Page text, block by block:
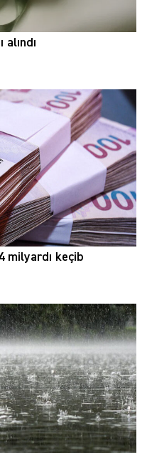
milyardı keçib